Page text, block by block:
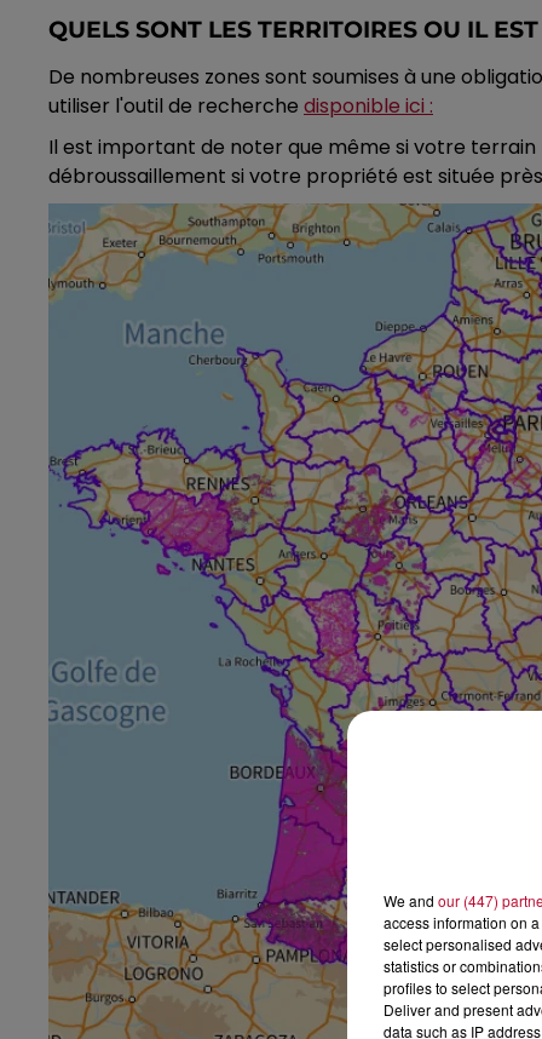
QUELS SONT LES TERRITOIRES OU IL
De nombreuses zones sont soumises à une
utiliser l'outil de recherche disponible ici :
Il est important de noter que même si votre
débroussaillement si votre propriété est située
We and our (447)
access information on
select personalised
statistics or
profiles to select
Deliver and present
data such as IP